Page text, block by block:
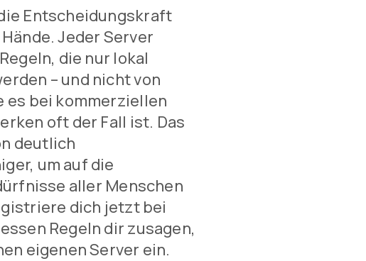
Entscheidungskraft
Jeder Server
die nur lokal
– und nicht von
es bei kommerziellen
oft der Fall ist. Das
deutlich
um auf die
aller Menschen
dich jetzt bei
Regeln dir zusagen,
eigenen Server ein.